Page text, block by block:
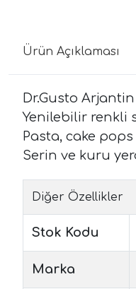
Ürün Açıklaması
Dr.Gusto
Yenilebilir renkli
Pasta, cake
Serin ve kuru
Diğer Özellikler
Stok Kodu
Marka